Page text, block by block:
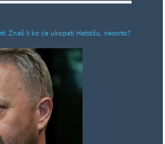
Znaš li ko će ukopati Hatidžu, nesorto?